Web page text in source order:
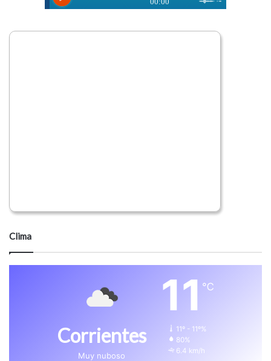
Clima
Corrientes
Muy nuboso
11 ℃
11º - 11º%
80%
6.4 km/h